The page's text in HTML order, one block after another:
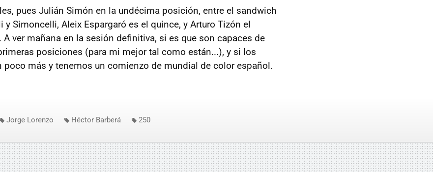
pues Julián Simón en la undécima posición, entre el sandwich
y Simoncelli, Aleix Espargaró es el quince, y Arturo Tizón el
ver mañana en la sesión definitiva, si es que son capaces de
posiciones (para mi mejor tal como están...), y si los
poco más y tenemos un comienzo de mundial de color español.
Jorge Lorenzo Héctor Barberá 250